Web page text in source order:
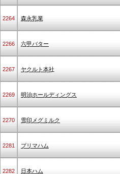
2264 森永乳業
2266 六甲バター
2267 ヤクルト本社
2269 明治ホールディングス
2270 雪印メグミルク
2281 プリマハム
2282 日本ハム